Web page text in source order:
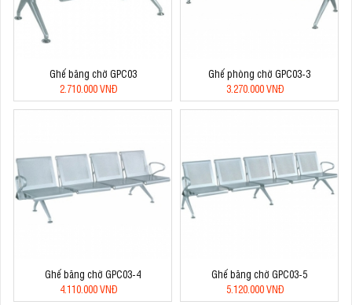
Ghế băng chờ GPC03
2.710.000 VNĐ
Ghế phòng chờ GPC03-3
3.270.000 VNĐ
Ghế băng chờ GPC03-4
4.110.000 VNĐ
Ghế băng chờ GPC03-5
5.120.000 VNĐ